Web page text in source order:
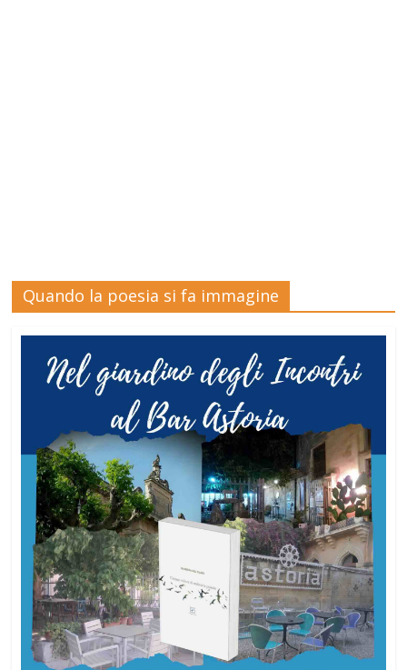
Quando la poesia si fa immagine